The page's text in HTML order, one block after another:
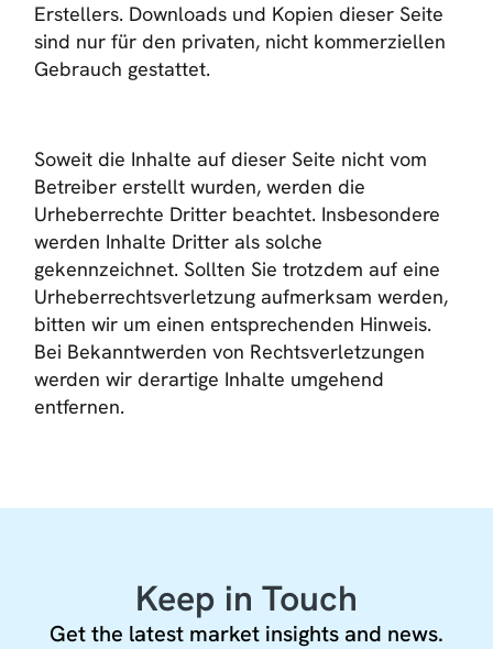
Erstellers. Downloads und Kopien dieser Seite
sind nur für den privaten, nicht kommerziellen
Gebrauch gestattet.
Soweit die Inhalte auf dieser Seite nicht vom
Betreiber erstellt wurden, werden die
Urheberrechte Dritter beachtet. Insbesondere
werden Inhalte Dritter als solche
gekennzeichnet. Sollten Sie trotzdem auf eine
Urheberrechtsverletzung aufmerksam werden,
bitten wir um einen entsprechenden Hinweis.
Bei Bekanntwerden von Rechtsverletzungen
werden wir derartige Inhalte umgehend
entfernen.
Keep in Touch
Get the latest market insights and news.